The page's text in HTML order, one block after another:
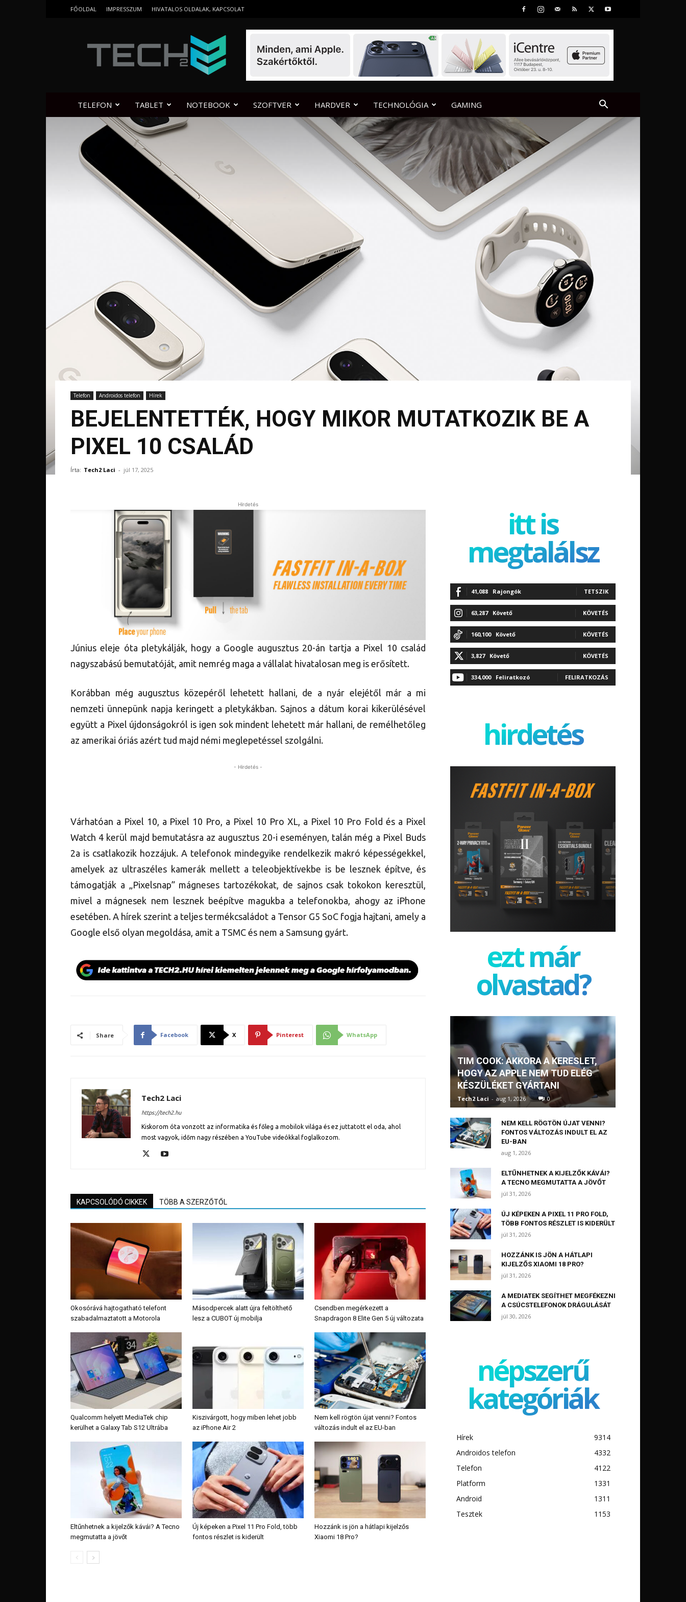
FŐOLDAL IMPRESSZUM HIVATALOS OLDALAK, KAPCSOLAT
TELEFON TABLET NOTEBOOK SZOFTVER HARDVER TECHNOLÓGIA GAMING
Telefon Androidos telefon Hírek
BEJELENTETTÉK, HOGY MIKOR MUTATKOZIK BE A
PIXEL 10 CSALÁD
Írta: Tech2 Laci - júl 17, 2025
Hirdetés
Június eleje óta pletykálják, hogy a Google augusztus 20-án tartja a Pixel 10 család
nagyszabású bemutatóját, amit nemrég maga a vállalat hivatalosan meg is erősített.
Korábban még augusztus közepéről lehetett hallani, de a nyár elejétől már a mi
nemzeti ünnepünk napja keringett a pletykákban. Sajnos a dátum korai kikerülésével
együtt a Pixel újdonságokról is igen sok mindent lehetett már hallani, de remélhetőleg
az amerikai óriás azért tud majd némi meglepetéssel szolgálni.
- Hirdetés -
Várhatóan a Pixel 10, a Pixel 10 Pro, a Pixel 10 Pro XL, a Pixel 10 Pro Fold és a Pixel
Watch 4 kerül majd bemutatásra az augusztus 20-i eseményen, talán még a Pixel Buds
2a is csatlakozik hozzájuk. A telefonok mindegyike rendelkezik makró képességekkel,
amelyek az ultraszéles kamerák mellett a teleobjektívekbe is be lesznek építve, és
támogatják a „Pixelsnap” mágneses tartozékokat, de sajnos csak tokokon keresztül,
mivel a mágnesek nem lesznek beépítve magukba a telefonokba, ahogy az iPhone
esetében. A hírek szerint a teljes termékcsaládot a Tensor G5 SoC fogja hajtani, amely a
Google első olyan megoldása, amit a TSMC és nem a Samsung gyárt.
Share Facebook X Pinterest WhatsApp
Tech2 Laci
https://tech2.hu
Kiskorom óta vonzott az informatika és főleg a mobilok világa és ez juttatott el oda, ahol
most vagyok, időm nagy részében a YouTube videókkal foglalkozom.
KAPCSOLÓDÓ CIKKEK TÖBB A SZERZŐTŐL
Okosórává hajtogatható telefont
szabadalmaztatott a Motorola
Másodpercek alatt újra feltölthető
lesz a CUBOT új mobilja
Csendben megérkezett a
Snapdragon 8 Elite Gen 5 új változata
Qualcomm helyett MediaTek chip
kerülhet a Galaxy Tab S12 Ultrába
Kiszivárgott, hogy miben lehet jobb
az iPhone Air 2
Nem kell rögtön újat venni? Fontos
változás indult el az EU-ban
Eltűnhetnek a kijelzők kávái? A Tecno
megmutatta a jövőt
Új képeken a Pixel 11 Pro Fold, több
fontos részlet is kiderült
Hozzánk is jön a hátlapi kijelzős
Xiaomi 18 Pro?
itt is
megtalálsz
41,088 Rajongók TETSZIK
63,287 Követő KÖVETÉS
160,100 Követő KÖVETÉS
3,827 Követő KÖVETÉS
334,000 Feliratkozó FELIRATKOZÁS
hirdetés
ezt már
olvastad?
TIM COOK: AKKORA A KERESLET,
HOGY AZ APPLE NEM TUD ELÉG
KÉSZÜLÉKET GYÁRTANI
Tech2 Laci - aug 1, 2026 0
NEM KELL RÖGTÖN ÚJAT VENNI?
FONTOS VÁLTOZÁS INDULT EL AZ
EU-BAN
aug 1, 2026
ELTŰNHETNEK A KIJELZŐK KÁVÁI?
A TECNO MEGMUTATTA A JÖVŐT
júl 31, 2026
ÚJ KÉPEKEN A PIXEL 11 PRO FOLD,
TÖBB FONTOS RÉSZLET IS KIDERÜLT
júl 31, 2026
HOZZÁNK IS JÖN A HÁTLAPI
KIJELZŐS XIAOMI 18 PRO?
júl 31, 2026
A MEDIATEK SEGÍTHET MEGFÉKEZNI
A CSÚCSTELEFONOK DRÁGULÁSÁT
júl 30, 2026
népszerű
kategóriák
Hírek
9314
Androidos telefon
4332
Telefon
4122
Platform
1331
Android
1311
Tesztek
1153